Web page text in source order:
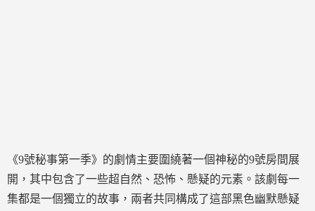
《9號秘事第一季》的劇情主要圍繞著一個神秘的9號房間展
開，其中包含了一些超自然、恐怖、懸疑的元素。該劇每一
集都是一個獨立的故事，兩者共同構成了這部黑色幽默懸疑